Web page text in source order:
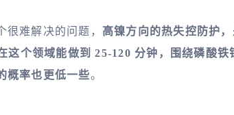
难解决的问题， 高镍方向的热失控防护
个领域能做到 25-120 分钟，围绕磷酸铁
概率也更低一些。